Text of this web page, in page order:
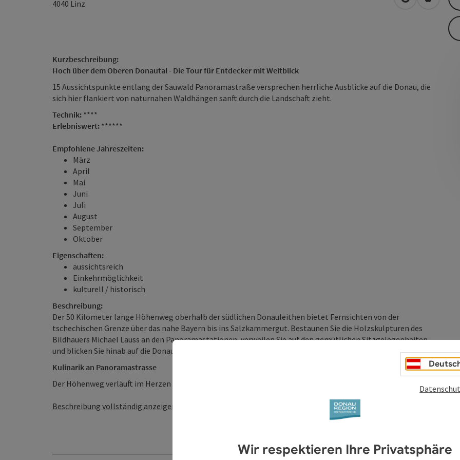
4040 Linz in Google
in
Kurzbeschreibung:
Hoch über dem Oberen Donautal - Die Tour für Entdecker mit Weitblick
15 Aussichtspunkte entlang der Sauwald Panoramastraße versprechen herrliche Ausblicke auf die Donau, die
sich hier flankiert von naturnahen Waldhängen sanft durch die Landschaft zieht.
Technik: ****
Erlebniswert: ******
Empfohlene Jahreszeiten:
März
April
Mai
Juni
Juli
August
September
Oktober
Eigenschaften:
aussichtsreich
Einkehrmöglichkeit
kulturell / historisch
Beschreibung:
Der 50 Kilometer lange Höhenweg oberhalb der südlichen Donauleithen bietet Fernsichten von der
tschechischen Grenze über das nahe Bayern bis ins Salzkammergut. Bestaunen Sie die Holzskulpturen des
Bildhauers Michael Lauss an den Panoramastationen, verweilen Sie auf den gemütlichen Sitzgelegenheiten
und blicken Sie hinab auf die Donauszenerie.
Kulinarik an Panoramastrasse
Der Höhenweg verläuft im Herzen der Genussregion Sauwald Erdäpfel, ...
Beschreibung vollständig anzeigen
Wir respektieren Ihre Privatsphäre